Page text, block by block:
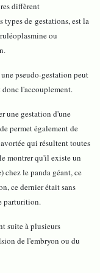
diffèrent
de gestations, est la
ou
pseudo-gestation peut
donc l'accouplement.
une gestation d'une
permet également de
qui résultent toutes
montrer qu'il existe un
chez le panda géant, ce
ce dernier était sans
parturition.
suite à plusieurs
de l'embryon ou du